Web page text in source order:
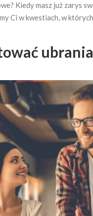
Kiedy masz już zarys
Ci w kwestiach, w